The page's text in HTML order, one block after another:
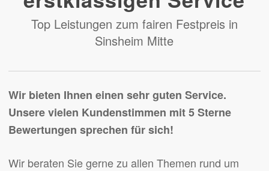
Top Leistungen zum fairen Festpreis in
Sinsheim Mitte
Wir bieten Ihnen einen sehr guten Service.
Unsere vielen Kundenstimmen mit 5 Sterne
Bewertungen sprechen für sich!
Wir beraten Sie gerne zu allen Themen rund um